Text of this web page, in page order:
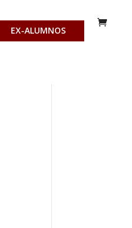
EX-ALUMNOS